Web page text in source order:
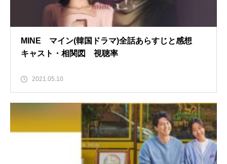
MINE マイン(韓国ドラマ)全話あらすじと感想
キャスト・相関図 視聴率
2021.05.10